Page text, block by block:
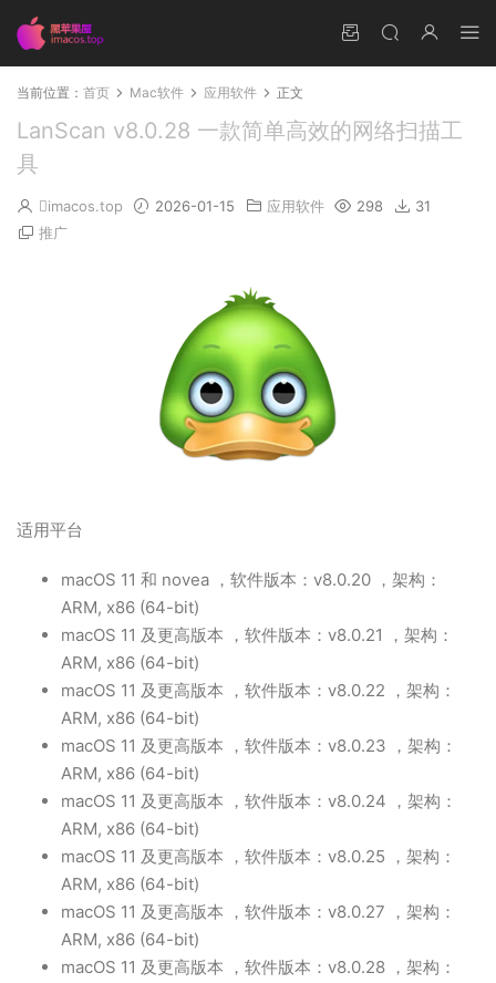
当前位置： 首页 Mac软件 应用软件 正文
LanScan v8.0.28 一款简单高效的网络扫描工
具
imacos.top 2026-01-15 应用软件 298
31
推广
适用平台
macOS 11 和 novea ，软件版本：v8.0.20 ，架构：
ARM, x86 (64-bit)
macOS 11 及更高版本 ，软件版本：v8.0.21 ，架构：
ARM, x86 (64-bit)
macOS 11 及更高版本 ，软件版本：v8.0.22 ，架构：
ARM, x86 (64-bit)
macOS 11 及更高版本 ，软件版本：v8.0.23 ，架构：
ARM, x86 (64-bit)
macOS 11 及更高版本 ，软件版本：v8.0.24 ，架构：
ARM, x86 (64-bit)
macOS 11 及更高版本 ，软件版本：v8.0.25 ，架构：
ARM, x86 (64-bit)
macOS 11 及更高版本 ，软件版本：v8.0.27 ，架构：
ARM, x86 (64-bit)
macOS 11 及更高版本 ，软件版本：v8.0.28 ，架构：